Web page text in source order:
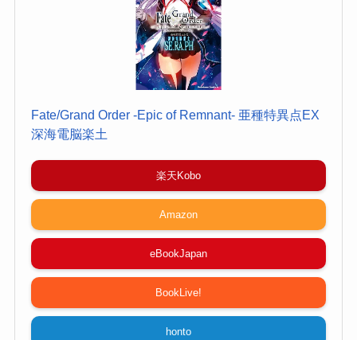
Fate/Grand Order -Epic of Remnant- 亜種特異点EX
深海電脳楽土
楽天Kobo
Amazon
eBookJapan
BookLive!
honto